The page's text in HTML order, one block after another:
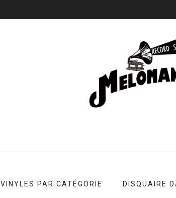
VINYLES PAR CATÉGORIE DISQUAIRE